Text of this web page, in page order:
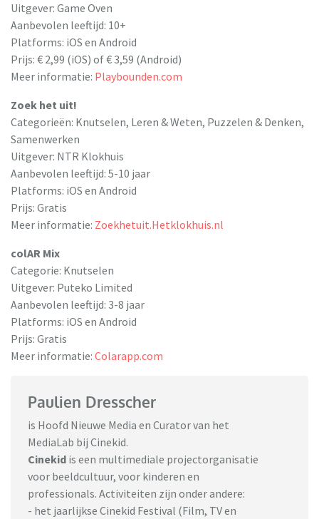
Uitgever: Game Oven
Aanbevolen leeftijd: 10+
Platforms: iOS en Android
Prijs: € 2,99 (iOS) of € 3,59 (Android)
Meer informatie: Playbounden.com
Zoek het uit!
Categorieën: Knutselen, Leren & Weten, Puzzelen & Denken,
Samenwerken
Uitgever: NTR Klokhuis
Aanbevolen leeftijd: 5-10 jaar
Platforms: iOS en Android
Prijs: Gratis
Meer informatie: Zoekhetuit.Hetklokhuis.nl
colAR Mix
Categorie: Knutselen
Uitgever: Puteko Limited
Aanbevolen leeftijd: 3-8 jaar
Platforms: iOS en Android
Prijs: Gratis
Meer informatie: Colarapp.com
Paulien Dresscher
is Hoofd Nieuwe Media en Curator van het
MediaLab bij Cinekid.
Cinekid is een multimediale projectorganisatie
voor beeldcultuur, voor kinderen en
professionals. Activiteiten zijn onder andere:
- het jaarlijkse Cinekid Festival (Film, TV en